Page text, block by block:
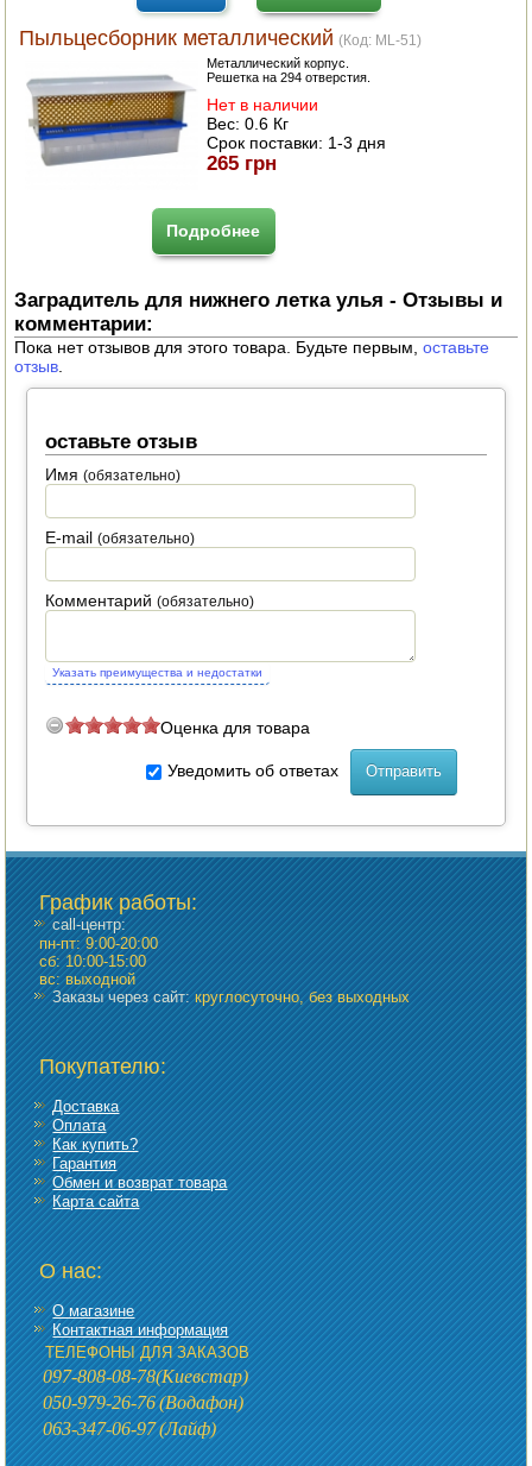
Пыльцесборник металлический (Код: ML-51)
Металлический корпус.
Решетка на 294 отверстия.
Нет в наличии
Вес:0.6 Кг
Срок поставки: 1-3 дня
265 грн
Подробнее
Заградитель для нижнего летка улья - Отзывы и
комментарии:
Пока нет отзывов для этого товара. Будьте первым,оставьте
отзыв
оставьте отзыв
Имя(обязательно)
E-mail(обязательно)
Комментарий(обязательно)
Указать преимущества и недостатки
Оценка для товара
Уведомить об ответах
График работы:
call-центр:
пн-пт: 9:00-20:00
сб: 10:00-15:00
вс: выходной
Заказы через сайт:круглосуточно, без выходных
Покупателю:
Доставка
Оплата
Как купить?
Гарантия
Обмен и возврат товара
Карта сайта
О нас:
О магазине
Контактная информация
ТЕЛЕФОНЫ ДЛЯ ЗАКАЗОВ
097-808-08-78(Киевстар)
050-979-26-76(Водафон)
063-347-06-97(Лайф)